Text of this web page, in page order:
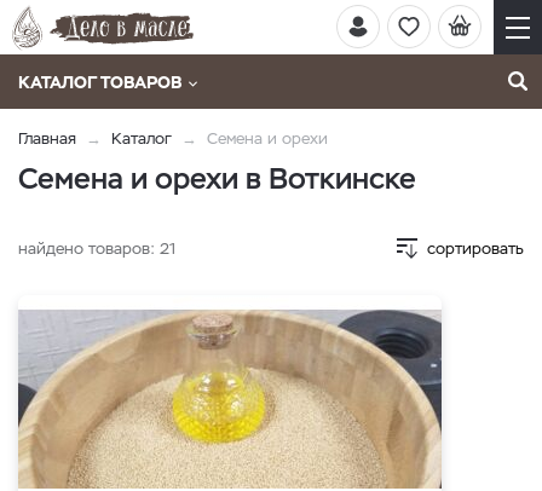
КАТАЛОГ ТОВАРОВ
Главная Каталог Семена и орехи
Семена и орехи в Воткинске
найдено товаров: 21 сортировать